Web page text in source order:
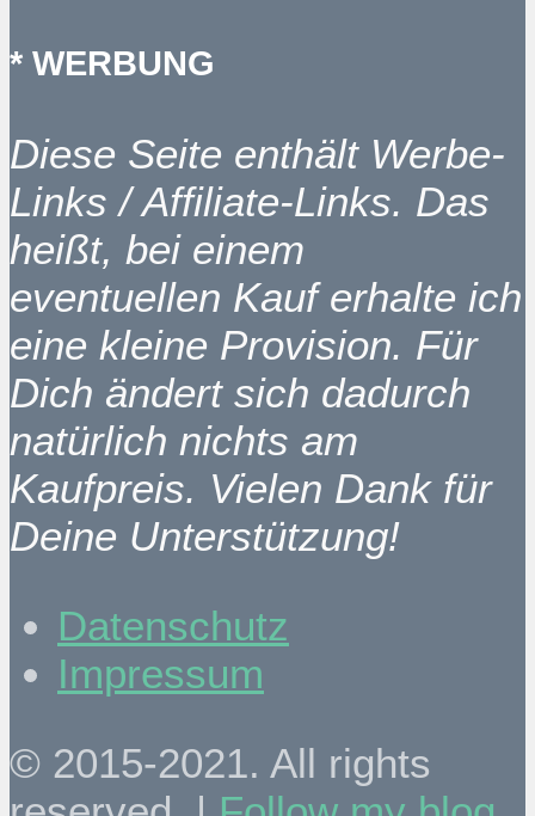
* WERBUNG
Diese Seite enthält Werbe-
Links / Affiliate-Links. Das
heißt, bei einem
eventuellen Kauf erhalte ich
eine kleine Provision. Für
Dich ändert sich dadurch
natürlich nichts am
Kaufpreis. Vielen Dank für
Deine Unterstützung!
Datenschutz
Impressum
© 2015-2021. All rights